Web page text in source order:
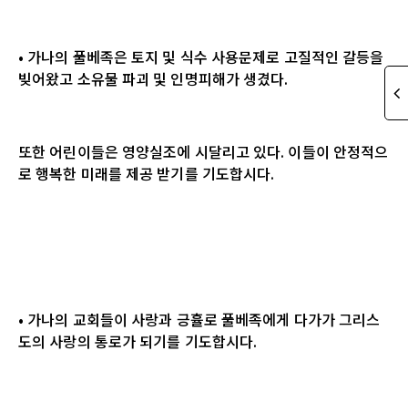
• 가나의 풀베족은 토지 및 식수 사용문제로 고질적인 갈등을
빚어왔고 소유물 파괴 및 인명피해가 생겼다.
또한 어린이들은 영양실조에 시달리고 있다. 이들이 안정적으
로 행복한 미래를 제공 받기를 기도합시다.
• 가나의 교회들이 사랑과 긍휼로 풀베족에게 다가가 그리스
도의 사랑의 통로가 되기를 기도합시다.